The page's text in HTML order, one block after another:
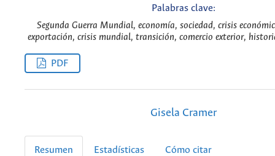
Palabras clave:
Segunda Guerra Mundial, economía, sociedad, crisis
exportación, crisis mundial, transición, comercio exterior,
PDF
Gisela Cramer
Resumen Estadísticas Cómo citar